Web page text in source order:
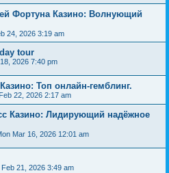
Фортуна Казино: Волнующий
24, 2026 3:19 am
tour
2026 7:40 pm
Топ онлайн-гемблинг.
22, 2026 2:17 am
Казино: Лидирующий надёжное
Mar 16, 2026 12:01 am
Feb 21, 2026 3:49 am